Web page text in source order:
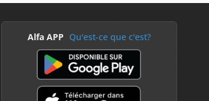
Alfa APP Qu'est-ce que c'est?